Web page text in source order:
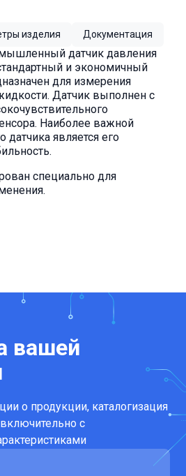
изделия Документация
датчик давления
и экономичный
для измерения
Датчик выполнен с
Наиболее важной
датчика является его
специально для
вашей
о продукции, каталогизация
с